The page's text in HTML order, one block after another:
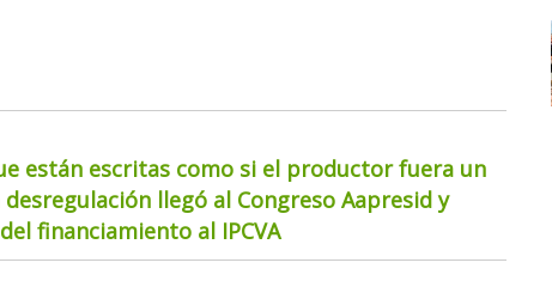
están escritas como si el productor fuera un
desregulación llegó al Congreso Aapresid y
financiamiento al IPCVA